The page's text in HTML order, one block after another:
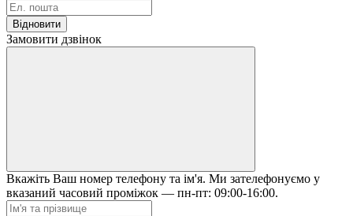
Відновити
Замовити дзвінок
Вкажіть Ваш номер телефону та ім'я. Ми зателефонуємо у
вказаний часовий проміжок — пн-пт: 09:00-16:00.